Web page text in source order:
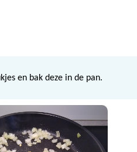
en bak deze in de pan.